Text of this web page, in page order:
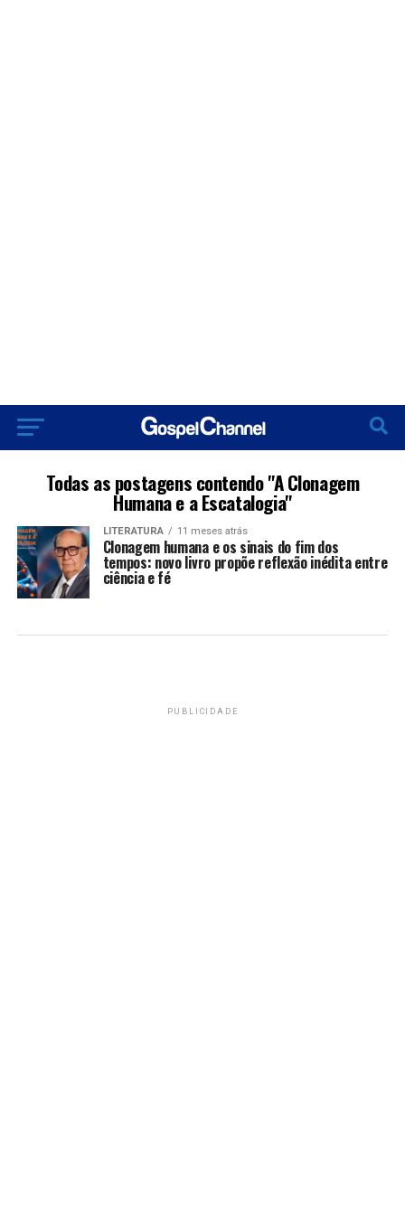
Todas as postagens contendo "A Clonagem
Humana e a Escatalogia"
LITERATURA 11 meses atrás
Clonagem humana e os sinais do fim dos
tempos: novo livro propõe reflexão inédita entre
ciência e fé
PUBLICIDADE